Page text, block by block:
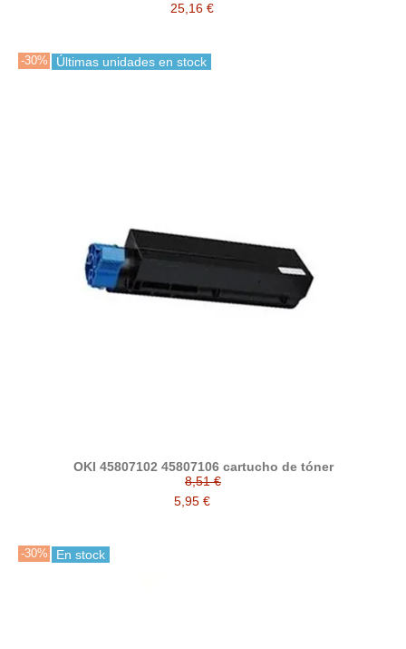
25,16 €
-30% Últimas unidades en stock
OKI 45807102 45807106 cartucho de tóner
8,51 €
5,95 €
-30% En stock